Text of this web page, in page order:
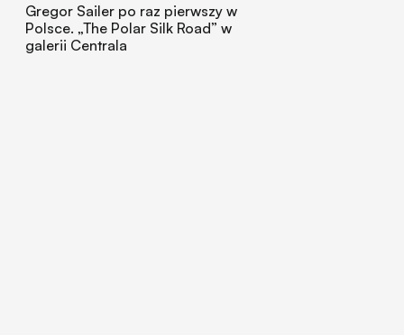
Gregor Sailer po raz pierwszy w
Polsce. „The Polar Silk Road” w
galerii Centrala